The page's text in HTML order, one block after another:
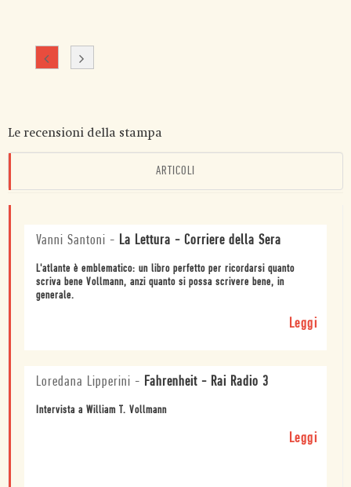
Le recensioni della stampa
ARTICOLI
Vanni Santoni - La Lettura - Corriere della Sera
L'atlante è emblematico: un libro perfetto per ricordarsi quanto
scriva bene Vollmann, anzi quanto si possa scrivere bene, in
generale.
Leggi
Loredana Lipperini - Fahrenheit - Rai Radio 3
Intervista a William T. Vollmann
Leggi